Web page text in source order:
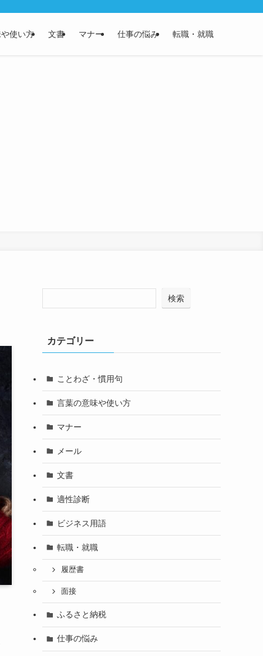
使い方 文書 マナー 仕事の悩み 転職・就職
検索
カテゴリー
ことわざ・慣用句
言葉の意味や使い方
マナー
メール
文書
適性診断
ビジネス用語
転職・就職
履歴書
面接
ふるさと納税
仕事の悩み